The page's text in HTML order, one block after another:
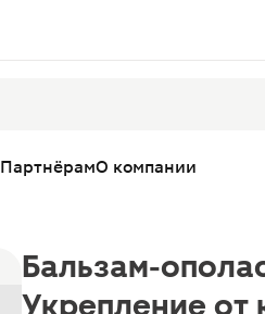
ПартнёрамО компании
Бальзам-
Укрепление от